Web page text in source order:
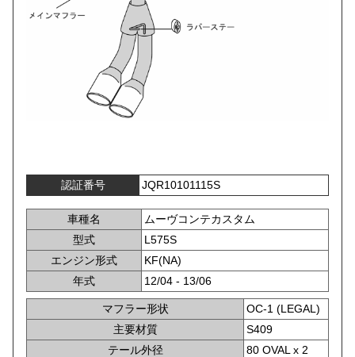
認証番号 JQR10101115S
車種名
ムーヴコンテカスタム
型式
L575S
エンジン形式
KF(NA)
年式
12/04 - 13/06
マフラー形状
OC-1 (LEGAL)
主要材質
S409
テール外径
80 OVAL x 2